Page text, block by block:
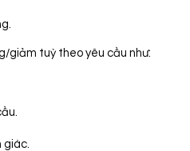
giảm tuỳ theo yêu cầu như:
giác.